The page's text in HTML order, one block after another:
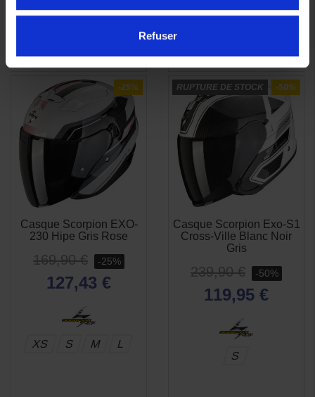
Refuser
-25%
Casque Scorpion EXO-
230 Hipe Gris Rose
169,90 € -25%
127,43 €
XS S M L
-50%
RUPTURE DE STOCK
Casque Scorpion Exo-S1
Cross-Ville Blanc Noir
Gris
239,90 € -50%
119,95 €
S
 APERÇU
RAPIDE
APERÇU
RAPIDE